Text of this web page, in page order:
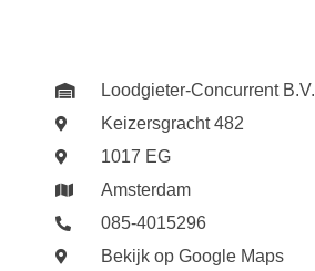
Loodgieter-Concurrent B.V.
Keizersgracht 482
1017 EG
Amsterdam
085-4015296
Bekijk op Google Maps